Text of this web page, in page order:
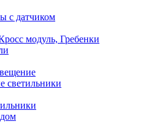
с датчиком
модуль, Гребенки
светильники